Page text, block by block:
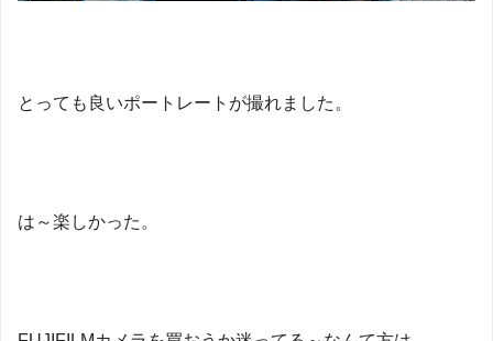
とっても良いポートレートが撮れました。
は～楽しかった。